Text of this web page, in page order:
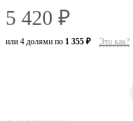
5 420 ₽
или 4 долями по 1 355 ₽ Это как?